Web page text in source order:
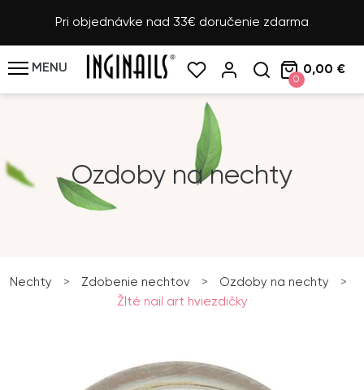
Pri objednávke nad 33€ doručenie zdarma
MENU
0
0,00 €
Ozdoby na nechty
Nechty > Zdobenie nechtov > Ozdoby na nechty
>
Žlté nail art hviezdičky